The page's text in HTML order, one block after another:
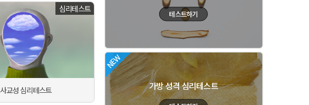
심리테스트
사교성 심리테스트 가방 성격 심리테스트